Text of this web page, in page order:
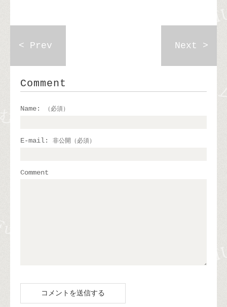
< Prev Next >
Comment
Name: （必須）
E-mail: 非公開（必須）
Comment